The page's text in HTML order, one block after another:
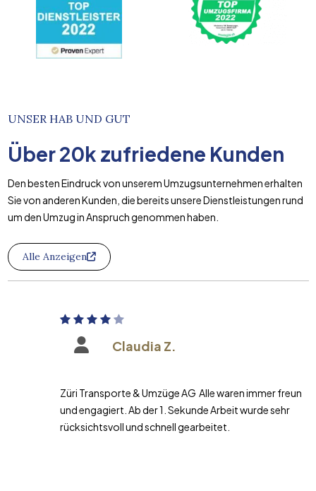
UNSER HAB UND GUT
Über20k zufriedene Kunden
Den besten Eindruck von unserem Umzugsunternehmen erhalten
Sie von anderen Kunden, die bereits unsere Dienstleistungen rund
um den Umzug in Anspruch genommen haben.
Alle Anzeigen
Claudia Z.
Züri Transporte & Umzüge AG Alle waren immer freundlich
und engagiert. Ab der 1. Sekunde Arbeit wurde sehr
rücksichtsvoll und schnell gearbeitet.